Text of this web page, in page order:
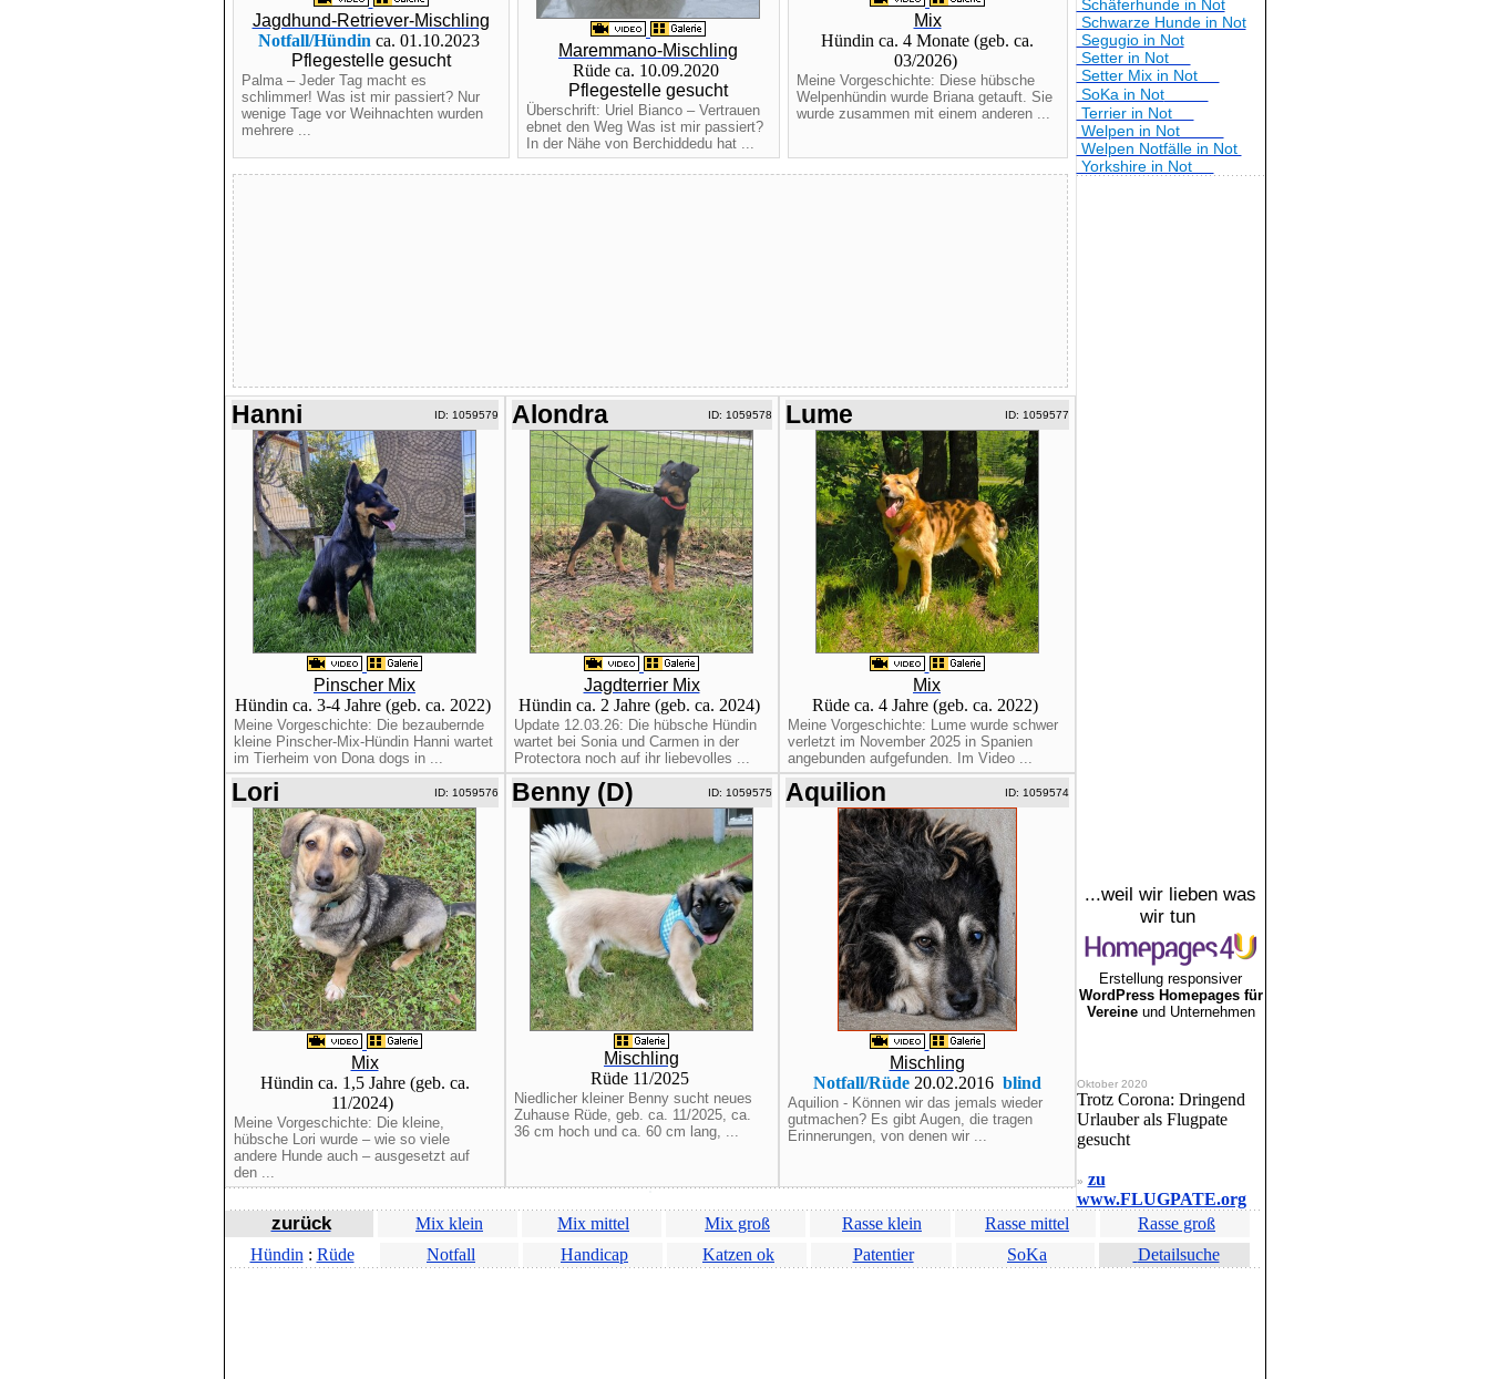
Jagdhund-Retriever-Mischling
Notfall/Hündin ca. 01.10.2023
Pflegestelle gesucht
Palma – Jeder Tag macht es
schlimmer! Was ist mir passiert? Nur
wenige Tage vor Weihnachten wurden
mehrere ...
Maremmano-Mischling
Rüde ca. 10.09.2020
Pflegestelle gesucht
Überschrift: Uriel Bianco – Vertrauen
ebnet den Weg Was ist mir passiert?
In der Nähe von Berchiddedu hat ...
Mix
Hündin ca. 4 Monate (geb. ca.
03/2026)
Meine Vorgeschichte: Diese hübsche
Welpenhündin wurde Briana getauft. Sie
wurde zusammen mit einem anderen ...
Hanni ID: 1059579
Pinscher Mix
Hündin ca. 3-4 Jahre (geb. ca. 2022)
Meine Vorgeschichte: Die bezaubernde
kleine Pinscher-Mix-Hündin Hanni wartet
im Tierheim von Dona dogs in ...
Alondra ID: 1059578
Jagdterrier Mix
Hündin ca. 2 Jahre (geb. ca. 2024)
Update 12.03.26: Die hübsche Hündin
wartet bei Sonia und Carmen in der
Protectora noch auf ihr liebevolles ...
Lume ID: 1059577
Mix
Rüde ca. 4 Jahre (geb. ca. 2022)
Meine Vorgeschichte: Lume wurde schwer
verletzt im November 2025 in Spanien
angebunden aufgefunden. Im Video ...
Lori ID: 1059576
Mix
Hündin ca. 1,5 Jahre (geb. ca.
11/2024)
Meine Vorgeschichte: Die kleine,
hübsche Lori wurde – wie so viele
andere Hunde auch – ausgesetzt auf
den ...
Benny (D) ID: 1059575
Mischling
Rüde 11/2025
Niedlicher kleiner Benny sucht neues
Zuhause Rüde, geb. ca. 11/2025, ca.
36 cm hoch und ca. 60 cm lang, ...
Aquilion ID: 1059574
Mischling
Notfall/Rüde20.02.2016 blind
Aquilion - Können wir das jemals wieder
gutmachen? Es gibt Augen, die tragen
Erinnerungen, von denen wir ...
Schäferhunde in Not
Schwarze Hunde in Not
Segugio in Not
Setter in Not
Setter Mix in Not
SoKa in Not
Terrier in Not
Welpen in Not
Welpen Notfälle in Not
Yorkshire in Not
...weil wir lieben was
wir tun
Erstellung responsiver
WordPress Homepages für
Vereineund Unternehmen
Oktober 2020
Trotz Corona: Dringend
Urlauber als Flugpate
gesucht
» zu
www.FLUGPATE.org
zurück Mix klein Mix mittel Mix groß Rasse klein Rasse mittel
Rasse groß
Hündin : Rüde Notfall Handicap Katzen ok Patentier SoKa Detailsuche